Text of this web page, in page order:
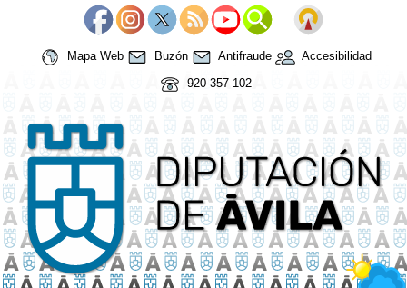
Mapa Web Buzón Antifraude
Accesibilidad
920 357 102